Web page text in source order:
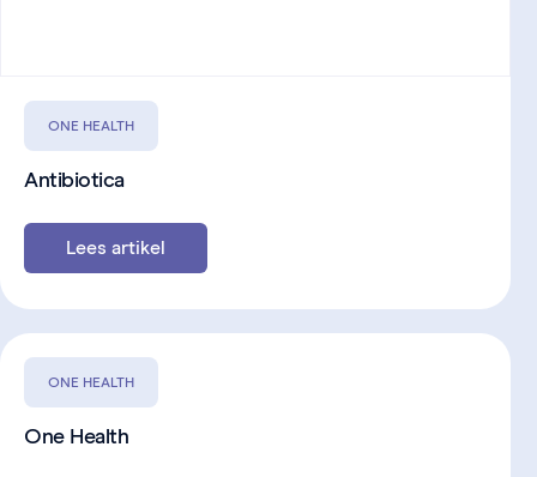
ONE HEALTH
Antibiotica
Lees artikel
ONE HEALTH
One Health